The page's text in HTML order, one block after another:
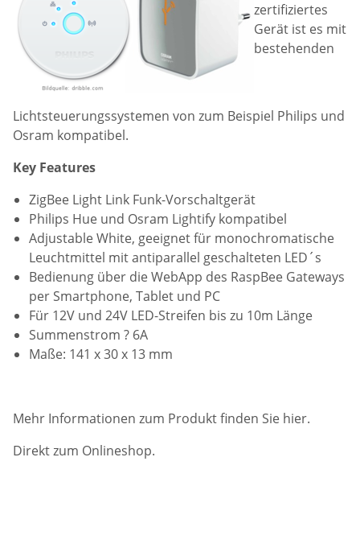
zertifiziertes
Gerät ist es mit
bestehenden
Lichtsteuerungssystemen von zum Beispiel Philips und
Osram kompatibel.
Key Features
ZigBee Light Link Funk-Vorschaltgerät
Philips Hue und Osram Lightify kompatibel
Adjustable White, geeignet für monochromatische
Leuchtmittel mit antiparallel geschalteten LED´s
Bedienung über die WebApp des RaspBee Gateways
per Smartphone, Tablet und PC
Für 12V und 24V LED-Streifen bis zu 10m Länge
Summenstrom ? 6A
Maße: 141 x 30 x 13 mm
Mehr Informationen zum Produkt finden Sie hier.
Direkt zum Onlineshop.